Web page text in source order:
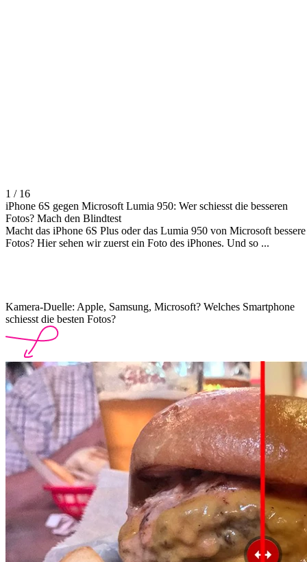
1 / 16
iPhone 6S gegen Microsoft Lumia 950: Wer schiesst die besseren
Fotos? Mach den Blindtest
Macht das iPhone 6S Plus oder das Lumia 950 von Microsoft bessere
Fotos? Hier sehen wir zuerst ein Foto des iPhones. Und so ...
Kamera-Duelle: Apple, Samsung, Microsoft? Welches Smartphone
schiesst die besten Fotos?